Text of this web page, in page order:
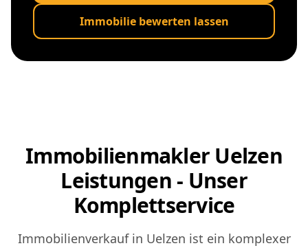
Immobilie bewerten lassen
Immobilienmakler Uelzen
Leistungen - Unser
Komplettservice
Immobilienverkauf in Uelzen ist ein komplexer